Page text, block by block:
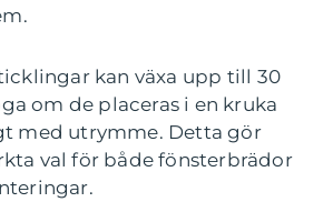
kan växa upp till 30
om de placeras i en kruka
med utrymme. Detta gör
val för både fönsterbrädor